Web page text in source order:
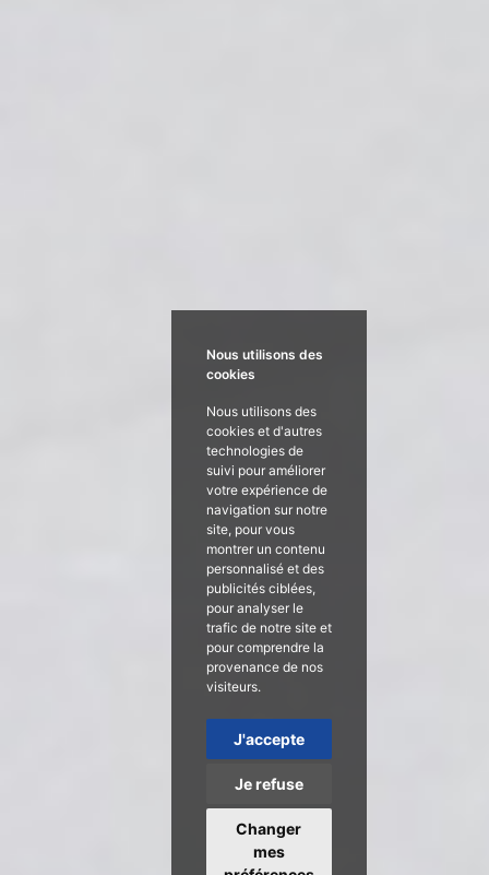
Nous utilisons des
cookies
Nous utilisons des
cookies et d'autres
technologies de
suivi pour améliorer
votre expérience de
navigation sur notre
site, pour vous
montrer un contenu
personnalisé et des
publicités ciblées,
pour analyser le
trafic de notre site et
pour comprendre la
provenance de nos
visiteurs.
J'accepte
Je refuse
Changer
mes